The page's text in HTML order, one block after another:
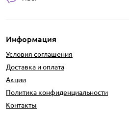
Информация
Условия соглашения
Доставка и оплата
Акции
Политика конфиденциальности
Контакты